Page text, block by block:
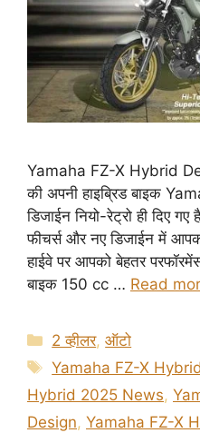
Yamaha FZ-X Hybrid
की अपनी हाइब्रिड बाइक
डिजाईन नियो-रेट्रो ही दिए
फीचर्स और नए डिजाईन में
हाईवे पर आपको बेहतर
बाइक 150 cc … Read
Categories
2 व्हीलर,ऑटो
Tags
Yamaha FZ-X
Hybrid 2025 News,
Design, Yamaha FZ-X